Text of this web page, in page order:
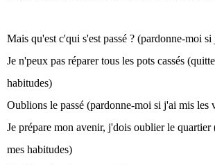
Mais qu'est c'qui s'est passé ? (pardonne-moi
Je n'peux pas réparer tous les pots cassés
habitudes)
Oublions le passé (pardonne-moi si j'ai mis les
Je prépare mon avenir, j'dois oublier le quartier
mes habitudes)